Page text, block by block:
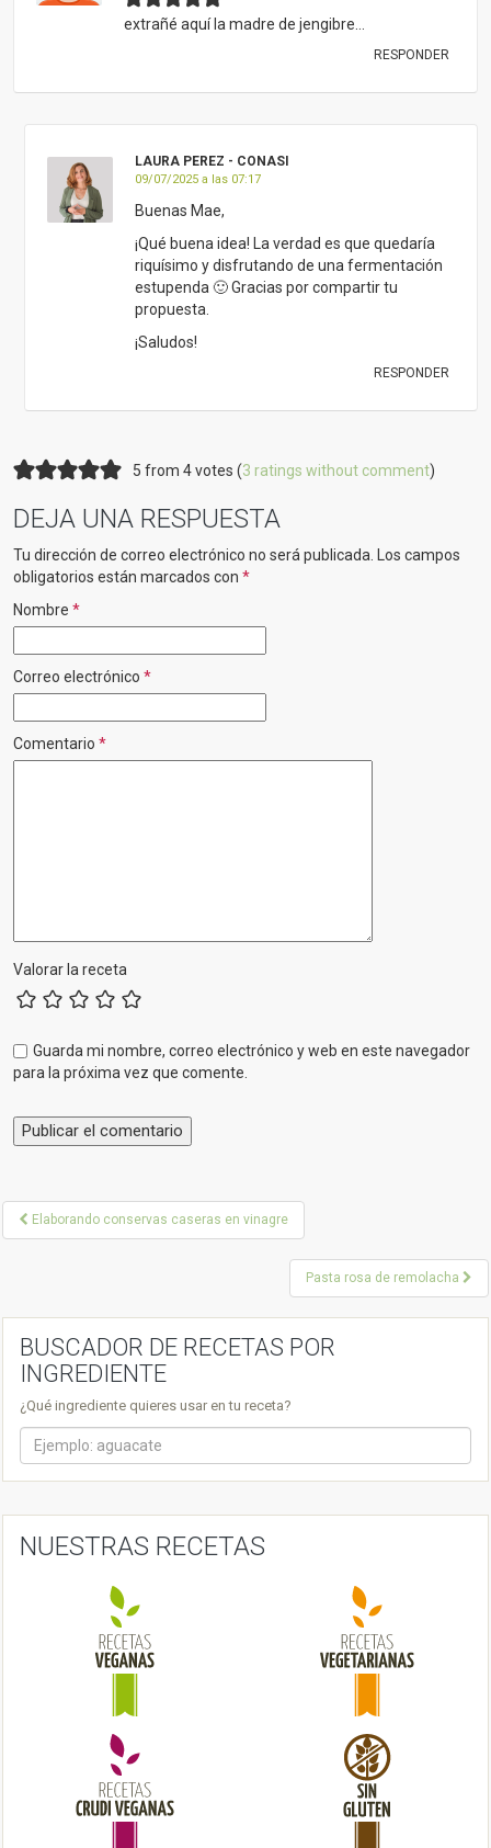
extrañé aquí la madre de jengibre…
RESPONDER
LAURA PEREZ - CONASI
09/07/2025 a las 07:17
Buenas Mae,
¡Qué buena idea! La verdad es que quedaría
riquísimo y disfrutando de una fermentación
estupenda 🙂 Gracias por compartir tu
propuesta.
¡Saludos!
RESPONDER
5 from 4 votes (3 ratings without comment)
DEJA UNA RESPUESTA
Tu dirección de correo electrónico no será publicada. Los campos
obligatorios están marcados con *
Nombre *
Correo electrónico *
Comentario *
Valorar la receta
Guarda mi nombre, correo electrónico y web en este navegador
para la próxima vez que comente.
P
t
i
g
Elaborando conservas caseras en vinagre
Pasta rosa de remolacha
BUSCADOR DE RECETAS POR
INGREDIENTE
¿Qué ingrediente quieres usar en tu receta?
NUESTRAS RECETAS